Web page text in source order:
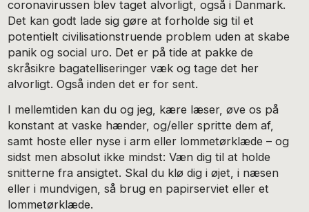
coronavirussen blev taget alvorligt, også i Danmark.
Det kan godt lade sig gøre at forholde sig til et
potentielt civilisationstruende problem uden at skabe
panik og social uro. Det er på tide at pakke de
skråsikre bagatelliseringer væk og tage det her
alvorligt. Også inden det er for sent.
I mellemtiden kan du og jeg, kære læser, øve os på
konstant at vaske hænder, og/eller spritte dem af,
samt hoste eller nyse i arm eller lommetørklæde – og
sidst men absolut ikke mindst: Væn dig til at holde
snitterne fra ansigtet. Skal du klø dig i øjet, i næsen
eller i mundvigen, så brug en papirserviet eller et
lommetørklæde.